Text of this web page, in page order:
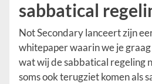
sabbatical
Not Secondary lanceert zijn
whitepaper waarin we je
wat wij de sabbatical regeling
soms ook terugziet komen als